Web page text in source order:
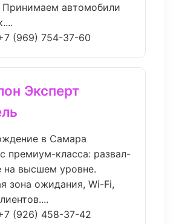
Принимаем автомобили
(969) 754-37-60
Эксперт
в Самара
премиум-класса: развал-
на высшем уровне.
зона ожидания, Wi-Fi,
(926) 458-37-42